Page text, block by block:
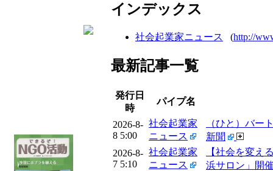
インデックス
社会起業家ニュース (http://
最新記事一覧
発行日
時
パイプ名
2026-8-
8 5:00
社会起業家
ニュース
（ひと）バー
新聞
2026-8-
7 5:10
社会起業家
ニュース
【社会を変え
浜サロン」開